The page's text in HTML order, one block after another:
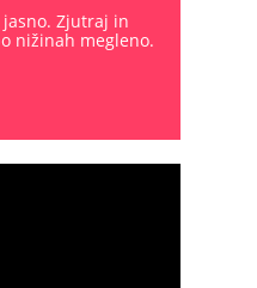
Zjutraj in
nižinah megleno.